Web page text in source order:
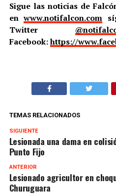
Sigue las noticias de
enwww.notifalcon.com
Twitter
Facebook:https://
TEMAS RELACIONADOS
SIGUIENTE
Lesionada una dama en
Punto Fijo
ANTERIOR
Lesionado agricultor en
Churuguara